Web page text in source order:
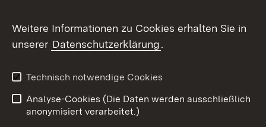
X / Twitter
Youtube
Impressum
Kontakt
Weitere Informationen zu Cookies erhalten Sie in
unserer Datenschutzerklärung.
Technisch notwendige Cookies
Analyse-Cookies (Die Daten werden ausschließlich
anonymisiert verarbeitet.)